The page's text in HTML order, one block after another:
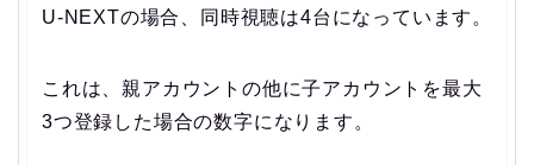
U-NEXTの場合、同時視聴は4台になっています。
これは、親アカウントの他に子アカウントを最大
3つ登録した場合の数字になります。